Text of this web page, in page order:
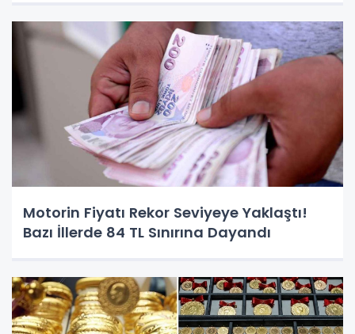
Motorin Fiyatı Rekor Seviyeye Yaklaştı!
Bazı İllerde 84 TL Sınırına Dayandı